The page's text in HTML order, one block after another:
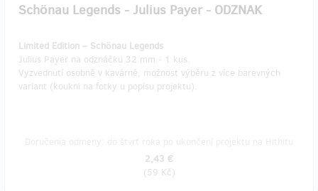
Schönau Legends - Julius Payer - ODZNAK
Limited Edition – Schönau Legends
Julius Payer na odznáčku 32 mm - 1 kus.
Vyzvednutí osobně v kavárně, možnost výběru z více barevných
variant (koukni na fotky u popisu projektu).
2,43 €
(59 Kč)